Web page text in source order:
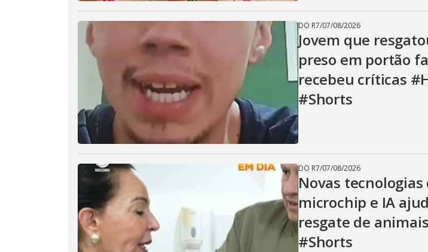
DO R7/07/08/2026
Jovem que
preso em portão
recebeu críticas
#Shorts
DO R7/07/08/2026
Novas tecnologias
microchip e IA
resgate de
#Shorts